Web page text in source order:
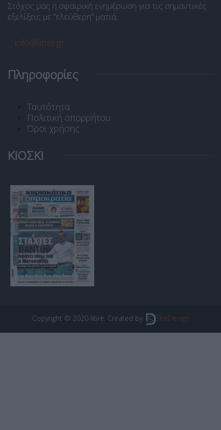
Στόχος μας η σφαιρική ενημέρωση για τις σημαντικές
εξελίξεις με “ελεύθερη” ματιά.
info@libre.gr
Πληροφορίες
Ταυτότητα
Πολιτική απορρήτου
Όροι χρήσης
ΚΙΟΣΚΙ
Copyright © 2020 libre. Created by: SiteDesign